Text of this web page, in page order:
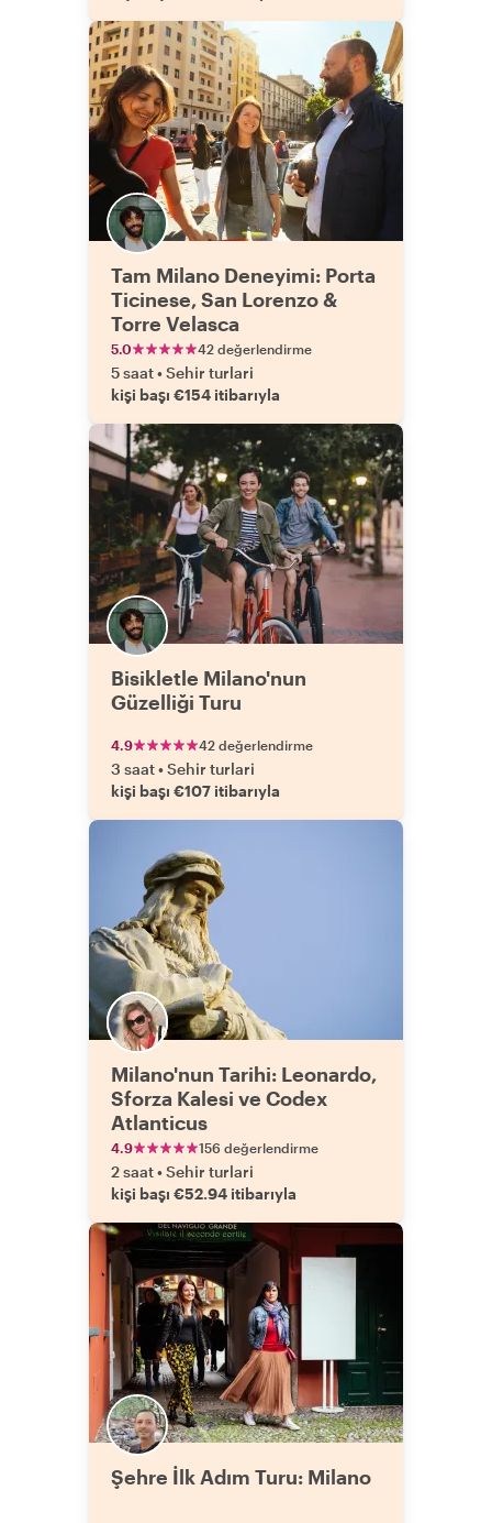
Tam Milano Deneyimi: Porta
Ticinese, San Lorenzo &
Torre Velasca
5.0 42 değerlendirme
5 saat•Sehir turlari
kişi başı €154 itibarıyla
Bisikletle Milano'nun
Güzelliği Turu
4.9 42 değerlendirme
3 saat•Sehir turlari
kişi başı €107 itibarıyla
Milano'nun Tarihi: Leonardo,
Sforza Kalesi ve Codex
Atlanticus
4.9 156 değerlendirme
2 saat•Sehir turlari
kişi başı €52.94 itibarıyla
Şehre İlk Adım Turu: Milano